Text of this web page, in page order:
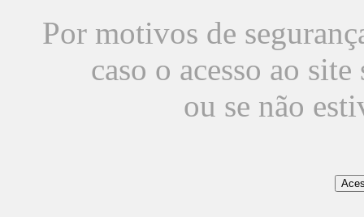
Por motivos de
caso o acesso ao
ou se não